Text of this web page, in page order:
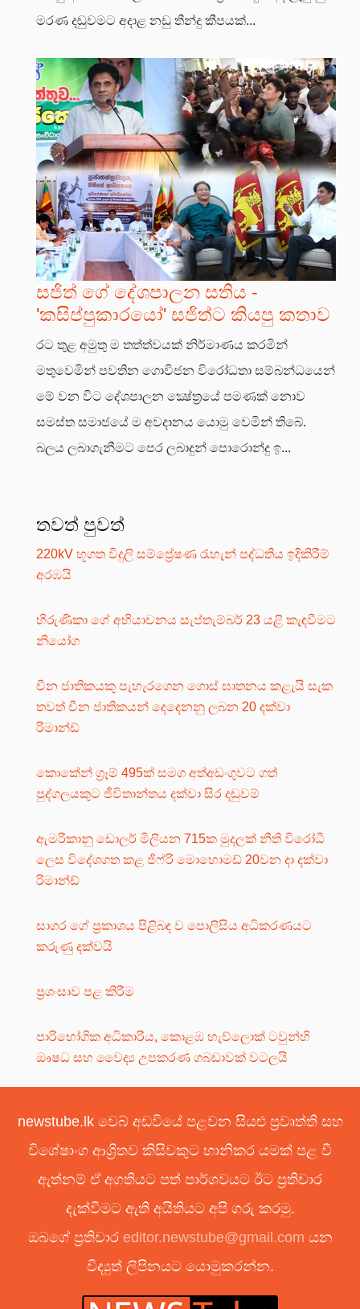
මරණ දඬුවමට අදාළ නඩු තීන්දු කීපයක්...
සජිත් ගේ දේශපාලන සතිය -
'කසිප්පුකාරයෝ' සජිත්ට කියපු කතාව
රට තුළ අමුතු ම තත්ත්වයක් නිර්මාණය කරමින්
මතුවෙමින් පවතින ගොවිජන විරෝධතා සම්බන්ධයෙන්
මේ වන විට දේශපාලන ක්‍ෂේත්‍රයේ පමණක් නොව
සමස්ත සමාජයේ ම අවදානය යොමු වෙමින් තිබේ.
බලය ලබාගැනීමට පෙර ලබාදුන් පොරොන්දු ඉ...
තවත් පුවත්
220kV භූගත විදුලි සම්ප්‍රේෂණ රැහැන් පද්ධතිය ඉදිකිරීම්
අරඹයි
හිරුණිකා ගේ අභියාචනය සැප්තැම්බර් 23 යළි කැඳවීමට
නියෝග
චීන ජාතිකයකු පැහැරගෙන ගොස් ඝාතනය කළැයි සැක
තවත් චීන ජාතිකයන් දෙදෙනනු ලබන 20 දක්වා
රිමාන්ඩ්
කොකේන් ග්‍රෑම් 495ක් සමග අත්අඩංගුවට ගත්
පුද්ගලයකුට ජීවිතාන්තය දක්වා සිර දඬුවම්
ඇමරිකානු ඩොලර් මිලියන 715ක මුදලක් නීති විරෝධී
ලෙස විදේශගත කළ ජිෆ්රි මොහොමඩ් 20වන දා දක්වා
රිමාන්ඩ්
සාගර ගේ ප්‍රකාශය පිළිබඳ ව පොලිසිය අධිකරණයට
කරුණු දක්වයි
ප්‍රශංසාව පළ කිරීම
පාරිභෝගික අධිකාරිය, කොළඹ හැව්ලොක් ටවුන්හි
ඖෂධ සහ වෛද්‍ය උපකරණ ගබඩාවක් වටලයි
newstube.lk වෙබ් අඩවියේ පළවන සියළු ප්‍රවෘත්ති සහ
විශේෂාංග ආශ්‍රිතව කිසිවකුට හානිකර යමක් පළ වී
ඇත්නම් ඒ අගතියට පත් පාර්ශවයට ඊට ප්‍රතිචාර
දැක්වීමට ඇති අයිතියට අපි ගරු කරමු.
ඔබගේ ප්‍රතිචාර editor.newstube@gmail.com යන
විද්‍යුත් ලිපිනයට යොමුකරන්න.